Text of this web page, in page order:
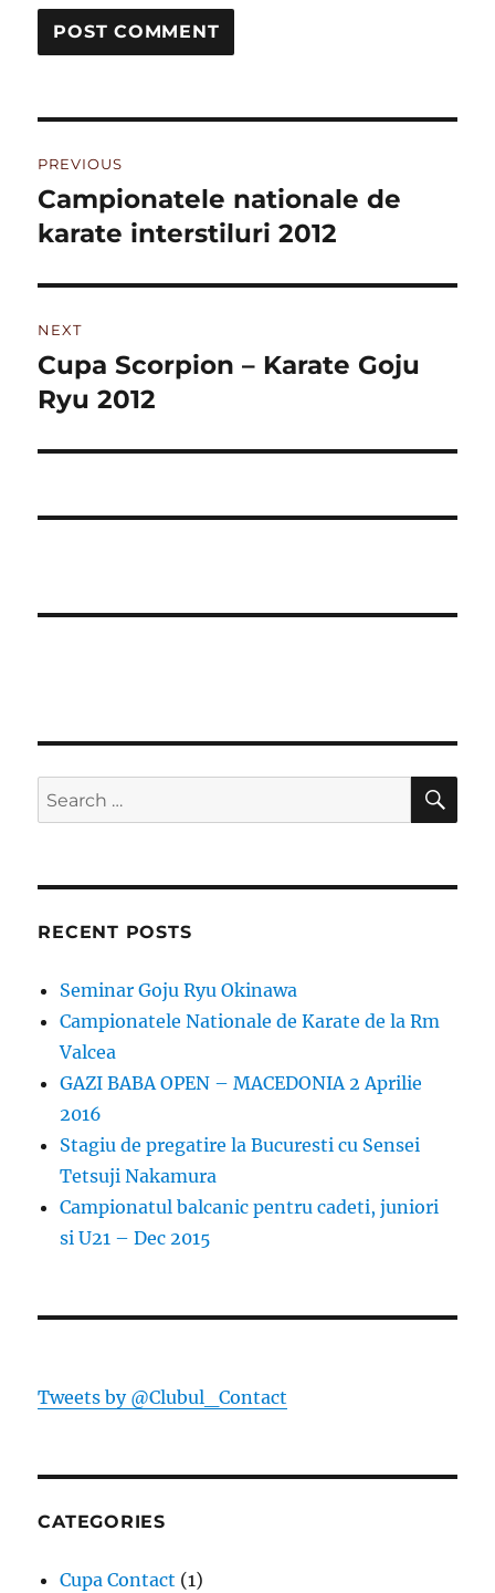
navigation
PREVIOUS
Previous
post:
Campionatele nationale de
karate interstiluri 2012
NEXT
Next
post:
Cupa Scorpion – Karate Goju
Ryu 2012
Search
for:
RECENT POSTS
Seminar Goju Ryu Okinawa
Campionatele Nationale de Karate de la Rm
Valcea
GAZI BABA OPEN – MACEDONIA 2 Aprilie
2016
Stagiu de pregatire la Bucuresti cu Sensei
Tetsuji Nakamura
Campionatul balcanic pentru cadeti, juniori
si U21 – Dec 2015
Tweets by @Clubul_Contact
CATEGORIES
Cupa Contact (1)